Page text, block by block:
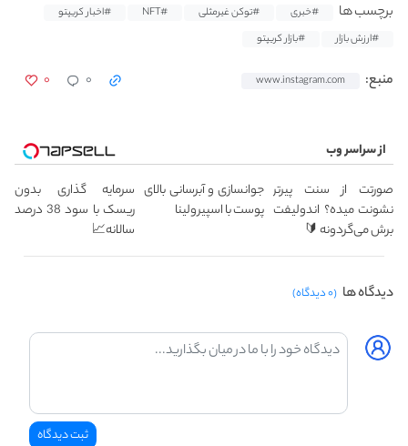
برچسب ها #خبری #توکن غیرمثلی #NFT
#اخبار کریپتو
#ارزش بازار
#بازار کریپتو
منبع: www.instagram.com ۰ ۰
از سراسر وب
صورتت از سنت پیرتر
نشونت میده؟ اندولیفت
برش می‌گردونه 🔰
جوانسازی و آبرسانی بالای
پوست با اسپیرولینا
سرمایه گذاری بدون
ریسک با سود 38 درصد
سالانه📈
دیدگاه ها (۰ دیدگاه)